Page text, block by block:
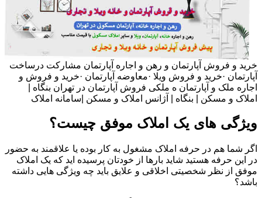
خرید و فروش آپارتمان و رهن و اجاره آپارتمان مشارکت درساخت
آپارتمان ·خرید و فروش ویلا ·معاوضه آپارتمان ·خرید و فروش و
اجاره ملک و آپارتمان ه ملکی فروش آپارتمان در تهران بنگاه |
املاک و مسکن | بنگاه | آژانس املاک و مسکن |سامانه املاک
ویژگی های یک املاک موفق چیست؟
اگر شما هم در حرفه املاک مشغول به کار بوده یا علاقمند به حضور
در این حرفه هستید شاید بارها از خودتان پرسیده اید که یک املاک
موفق از نظر شخصیتی اخلاقی و علایق باید چه ویژگی هایی داشته
باشد؟